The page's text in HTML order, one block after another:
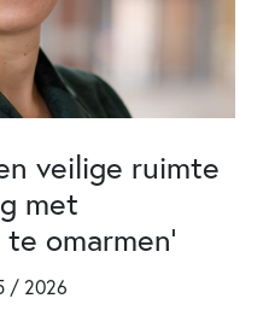
veilige ruimte
met
omarmen’
/ 2026